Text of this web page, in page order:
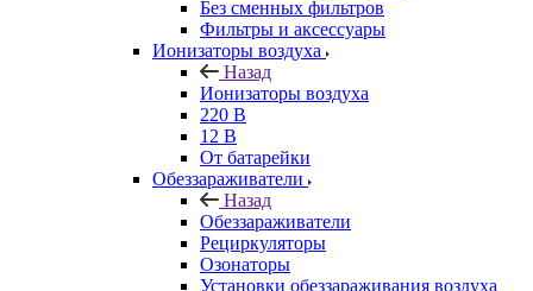
Без сменных фильтров
Фильтры и аксессуары
Ионизаторы воздуха
Назад
Ионизаторы воздуха
220 В
12 В
От батарейки
Обеззараживатели
Назад
Обеззараживатели
Рециркуляторы
Озонаторы
Установки обеззараживания воздуха